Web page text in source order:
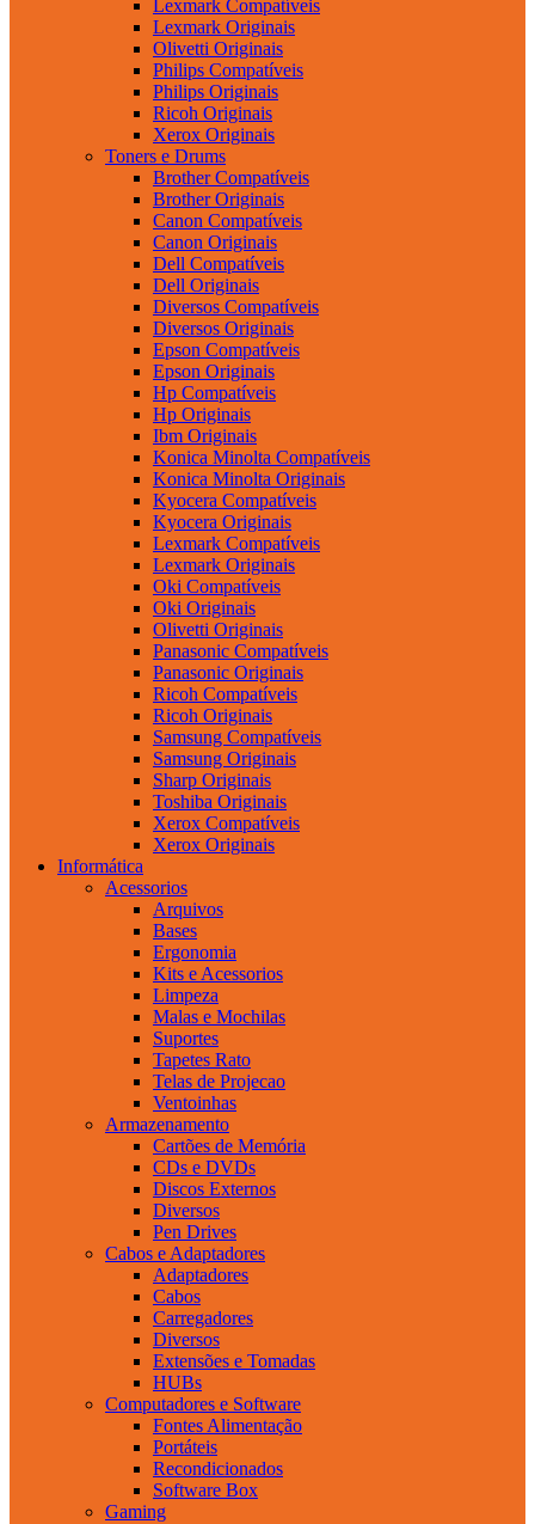
Lexmark Compatíveis
Lexmark Originais
Olivetti Originais
Philips Compatíveis
Philips Originais
Ricoh Originais
Xerox Originais
Toners e Drums
Brother Compatíveis
Brother Originais
Canon Compatíveis
Canon Originais
Dell Compatíveis
Dell Originais
Diversos Compatíveis
Diversos Originais
Epson Compatíveis
Epson Originais
Hp Compatíveis
Hp Originais
Ibm Originais
Konica Minolta Compatíveis
Konica Minolta Originais
Kyocera Compatíveis
Kyocera Originais
Lexmark Compatíveis
Lexmark Originais
Oki Compatíveis
Oki Originais
Olivetti Originais
Panasonic Compatíveis
Panasonic Originais
Ricoh Compatíveis
Ricoh Originais
Samsung Compatíveis
Samsung Originais
Sharp Originais
Toshiba Originais
Xerox Compatíveis
Xerox Originais
Informática
Acessorios
Arquivos
Bases
Ergonomia
Kits e Acessorios
Limpeza
Malas e Mochilas
Suportes
Tapetes Rato
Telas de Projecao
Ventoinhas
Armazenamento
Cartões de Memória
CDs e DVDs
Discos Externos
Diversos
Pen Drives
Cabos e Adaptadores
Adaptadores
Cabos
Carregadores
Diversos
Extensões e Tomadas
HUBs
Computadores e Software
Fontes Alimentação
Portáteis
Recondicionados
Software Box
Gaming